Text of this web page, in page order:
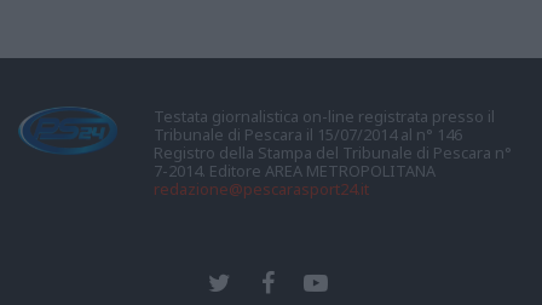
Testata giornalistica on-line registrata presso il
Tribunale di Pescara il 15/07/2014 al n° 146
Registro della Stampa del Tribunale di Pescara n°
7-2014. Editore AREA METROPOLITANA
redazione@pescarasport24.it